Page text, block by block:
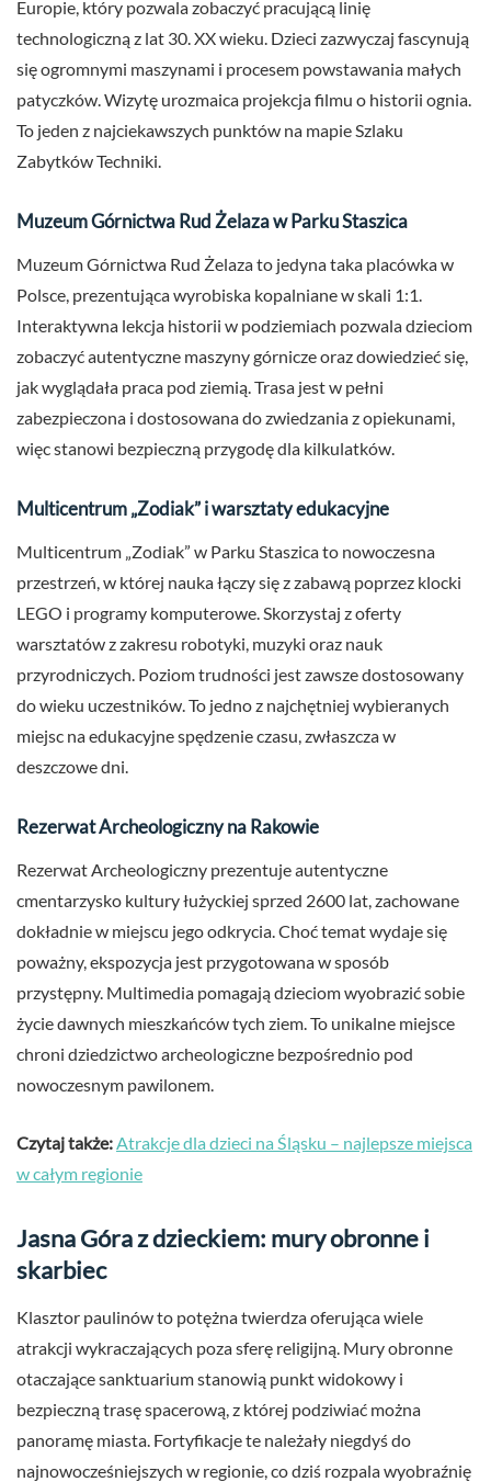
Europie, który pozwala zobaczyć pracującą linię
technologiczną z lat 30. XX wieku. Dzieci zazwyczaj fascynują
się ogromnymi maszynami i procesem powstawania małych
patyczków. Wizytę urozmaica projekcja filmu o historii ognia.
To jeden z najciekawszych punktów na mapie Szlaku
Zabytków Techniki.
Muzeum Górnictwa Rud Żelaza w Parku Staszica
Muzeum Górnictwa Rud Żelaza to jedyna taka placówka w
Polsce, prezentująca wyrobiska kopalniane w skali 1:1.
Interaktywna lekcja historii w podziemiach pozwala dzieciom
zobaczyć autentyczne maszyny górnicze oraz dowiedzieć się,
jak wyglądała praca pod ziemią. Trasa jest w pełni
zabezpieczona i dostosowana do zwiedzania z opiekunami,
więc stanowi bezpieczną przygodę dla kilkulatków.
Multicentrum „Zodiak” i warsztaty edukacyjne
Multicentrum „Zodiak” w Parku Staszica to nowoczesna
przestrzeń, w której nauka łączy się z zabawą poprzez klocki
LEGO i programy komputerowe. Skorzystaj z oferty
warsztatów z zakresu robotyki, muzyki oraz nauk
przyrodniczych. Poziom trudności jest zawsze dostosowany
do wieku uczestników. To jedno z najchętniej wybieranych
miejsc na edukacyjne spędzenie czasu, zwłaszcza w
deszczowe dni.
Rezerwat Archeologiczny na Rakowie
Rezerwat Archeologiczny prezentuje autentyczne
cmentarzysko kultury łużyckiej sprzed 2600 lat, zachowane
dokładnie w miejscu jego odkrycia. Choć temat wydaje się
poważny, ekspozycja jest przygotowana w sposób
przystępny. Multimedia pomagają dzieciom wyobrazić sobie
życie dawnych mieszkańców tych ziem. To unikalne miejsce
chroni dziedzictwo archeologiczne bezpośrednio pod
nowoczesnym pawilonem.
Czytaj także: Atrakcje dla dzieci na Śląsku – najlepsze miejsca
w całym regionie
Jasna Góra z dzieckiem: mury obronne i
skarbiec
Klasztor paulinów to potężna twierdza oferująca wiele
atrakcji wykraczających poza sferę religijną. Mury obronne
otaczające sanktuarium stanowią punkt widokowy i
bezpieczną trasę spacerową, z której podziwiać można
panoramę miasta. Fortyfikacje te należały niegdyś do
najnowocześniejszych w regionie, co dziś rozpala wyobraźnię